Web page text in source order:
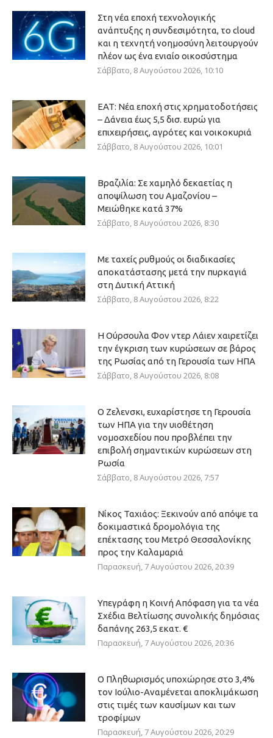
Στη νέα εποχή τεχνολογικής
ανάπτυξης η συνδεσιμότητα, το cloud
και η τεχνητή νοημοσύνη λειτουργούν
πλέον ως ένα ενιαίο οικοσύστημα
Σάββατο, 8 Αυγούστου 2026, 10:10
ΕΑΤ: Νέα εποχή στις χρηματοδοτήσεις
– Δάνεια έως 5,5 δισ. ευρώ για
επιχειρήσεις, αγρότες και νοικοκυριά
Σάββατο, 8 Αυγούστου 2026, 10:01
Βραζιλία: Σε χαμηλό δεκαετίας η
αποψίλωση του Αμαζονίου –
Μειώθηκε κατά 37%
Σάββατο, 8 Αυγούστου 2026, 8:30
Με ταχείς ρυθμούς οι διαδικασίες
αποκατάστασης μετά την πυρκαγιά
στη Δυτική Αττική
Σάββατο, 8 Αυγούστου 2026, 8:22
Η Ούρσουλα Φον ντερ Λάιεν χαιρετίζει
την έγκριση των κυρώσεων σε βάρος
της Ρωσίας από τη Γερουσία των ΗΠΑ
Σάββατο, 8 Αυγούστου 2026, 8:08
Ο Ζελενσκι, ευχαρίστησε τη Γερουσία
των ΗΠΑ για την υιοθέτηση
νομοσχεδίου που προβλέπει την
επιβολή σημαντικών κυρώσεων στη
Ρωσία
Σάββατο, 8 Αυγούστου 2026, 7:57
Νίκος Ταχιάος: Ξεκινούν από απόψε τα
δοκιμαστικά δρομολόγια της
επέκτασης του Μετρό Θεσσαλονίκης
προς την Καλαμαριά
Παρασκευή, 7 Αυγούστου 2026, 20:39
Υπεγράφη η Κοινή Απόφαση για τα νέα
Σχέδια Βελτίωσης συνολικής δημόσιας
δαπάνης 263,5 εκατ. €
Παρασκευή, 7 Αυγούστου 2026, 20:36
Ο Πληθωρισμός υποχώρησε στο 3,4%
τον Ιούλιο-Αναμένεται αποκλιμάκωση
στις τιμές των καυσίμων και των
τροφίμων
Παρασκευή, 7 Αυγούστου 2026, 20:29